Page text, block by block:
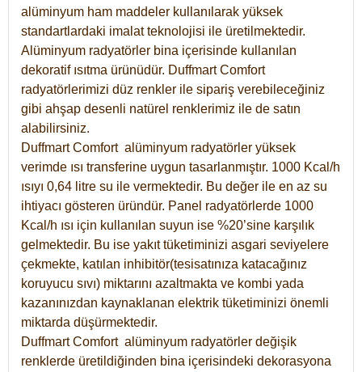
alüminyum ham maddeler kullanılarak yüksek
standartlardaki imalat teknolojisi ile üretilmektedir.
Alüminyum radyatörler bina içerisinde kullanılan
dekoratif ısıtma ürünüdür. Duffmart Comfort
radyatörlerimizi düz renkler ile sipariş verebileceğiniz
gibi ahşap desenli natürel renklerimiz ile de satın
alabilirsiniz.
Duffmart Comfort alüminyum radyatörler yüksek
verimde ısı transferine uygun tasarlanmıştır. 1000 Kcal/h
ısıyı 0,64 litre su ile vermektedir. Bu değer ile en az su
ihtiyacı gösteren üründür. Panel radyatörlerde 1000
Kcal/h ısı için kullanılan suyun ise %20’sine karşılık
gelmektedir. Bu ise yakıt tüketiminizi asgari seviyelere
çekmekte, katılan inhibitör(tesisatınıza katacağınız
koruyucu sıvı) miktarını azaltmakta ve kombi yada
kazanınızdan kaynaklanan elektrik tüketiminizi önemli
miktarda düşürmektedir.
Duffmart Comfort alüminyum radyatörler değişik
renklerde üretildiğinden bina içerisindeki dekorasyona